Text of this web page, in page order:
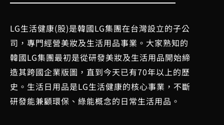
LG生活健康(股)是韓國LG集團在台灣設立的子公
司，專門經營美妝及生活用品事業。大家熟知的
韓國LG集團最初是從研發美妝及生活用品開始締
造其跨國企業版圖，直到今天已有70年以上的歷
史。生活日用品是LG生活健康的核心事業，不斷
研發能兼顧環保、綠能概念的日常生活用品。